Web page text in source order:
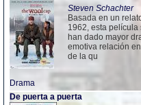
Steven Schachter
Basada en un
1962, esta
han dado mayor
emotiva relación
de la qu
Drama
De puerta a puerta